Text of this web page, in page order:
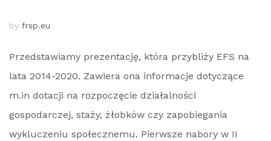
by frsp.eu
Przedstawiamy prezentację, która przybliży EFS na
lata 2014-2020. Zawiera ona informacje dotyczące
m.in dotacji na rozpoczęcie działalności
gospodarczej, staży, żłobków czy zapobiegania
wykluczeniu społecznemu. Pierwsze nabory w II